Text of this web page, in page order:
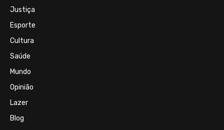
Justiça
Esporte
Cultura
Saúde
Mundo
Opinião
Lazer
Blog